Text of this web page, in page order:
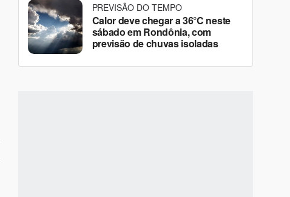
PREVISÃO DO TEMPO
Calor deve chegar a 36°C neste
sábado em Rondônia, com
previsão de chuvas isoladas